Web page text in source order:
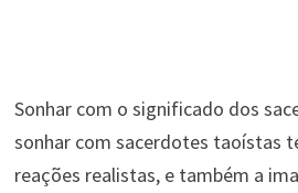
Sonhar com o significado dos
sonhar com sacerdotes taoístas
reações realistas, e também a